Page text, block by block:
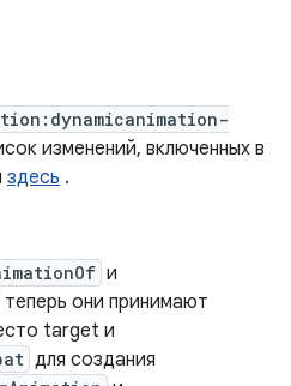
изменений, включенных в
здесь .
и
теперь они принимают
target и
для создания